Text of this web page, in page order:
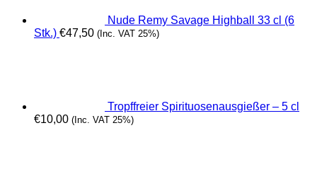
Nude Remy Savage Highball 33 cl (6
Stk.) €47,50 (Inc. VAT 25%)
Tropffreier Spirituosenausgießer – 5 cl
€10,00 (Inc. VAT 25%)